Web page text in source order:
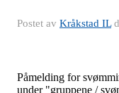
Postet av Kråkstad IL
Påmelding for
under "gruppene /